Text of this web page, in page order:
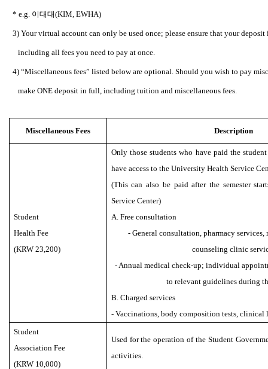
* e.g. 이대대(KIM, EWHA)
3) Your virtual account can only be used once; please ensure that your
including all fees you need to pay at once.
4) “Miscellaneous fees” listed below are optional. Should you wish to pay
make ONE deposit in full, including tuition and miscellaneous fees.
Miscellaneous Fees Description
Student
Health Fee
(KRW 23,200)
Only those students who have paid the
have access to the University Health Service
(This can also be paid after the semester
Service Center)
A. Free consultation
- General consultation, pharmacy services,
counseling clinic
- Annual medical check-up; individual
to relevant guidelines during
B. Charged services
- Vaccinations, body composition tests, clinical
Student
Association Fee
(KRW 10,000)
Used for the operation of the Student
activities.